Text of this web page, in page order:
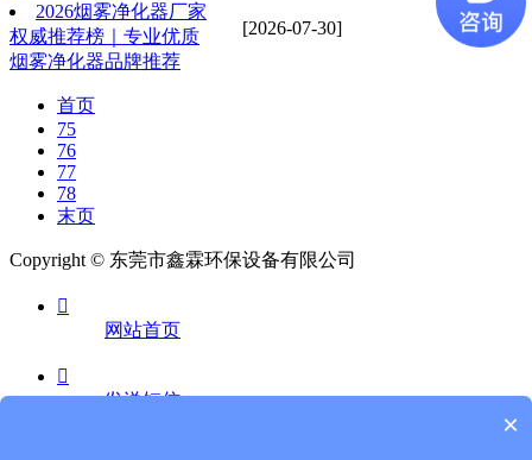
[2026-07-30]
2026烟雾净化器厂家
权威推荐榜｜专业优质
烟雾净化器品牌推荐
首页
75
76
77
78
末页
Copyright © 东莞市鑫霖环保设备有限公司

网站首页

发送短信
×